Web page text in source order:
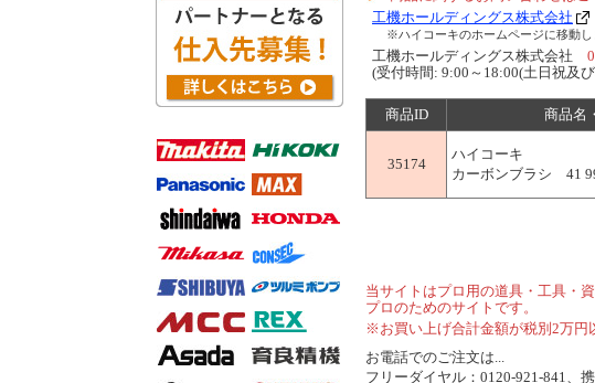
工機ホールディングス株式会社
※ハイコーキのホームページに移動し
工機ホールディングス株式会社
(受付時間: 9:00～18:00(土日祝及
商品ID 商品名
35174
ハイコーキ
カーボンブラシ 41
当サイトはプロ用の道具・工具・
プロのためのサイトです。
※お買い上げ合計金額が税別2万円
お電話でのご注文は...
フリーダイヤル：0120-921-841、